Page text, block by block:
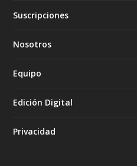
Suscripciones
Nosotros
Equipo
Edición Digital
Privacidad